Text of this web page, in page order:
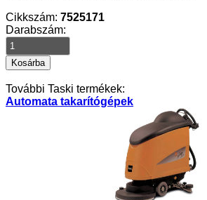
Cikkszám: 7525171
Darabszám:
További Taski termékek:
Automata takarítógépek